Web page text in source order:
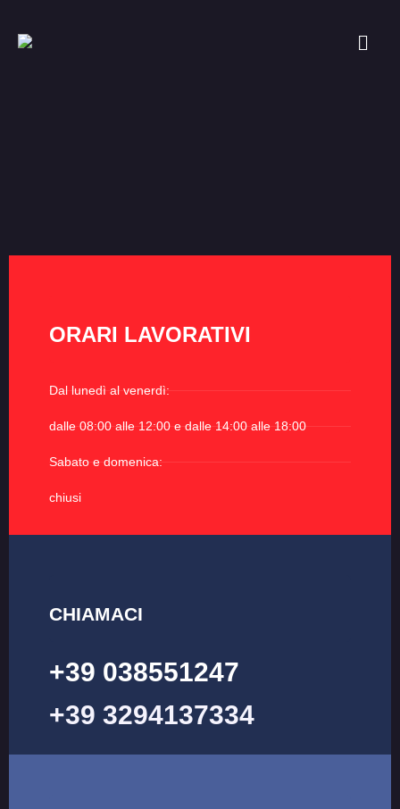
ORARI LAVORATIVI
Dal lunedì al venerdì:
dalle 08:00 alle 12:00 e dalle 14:00 alle 18:00
Sabato e domenica:
chiusi
CHIAMACI
+39 038551247
+39 3294137334